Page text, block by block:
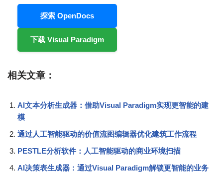
探索 OpenDocs
下载 Visual Paradigm
相关文章：
AI文本分析生成器：借助Visual Paradigm实现更智能的建
模
通过人工智能驱动的价值流图编辑器优化建筑工作流程
PESTLE分析软件：人工智能驱动的商业环境扫描
AI决策表生成器：通过Visual Paradigm解锁更智能的业务